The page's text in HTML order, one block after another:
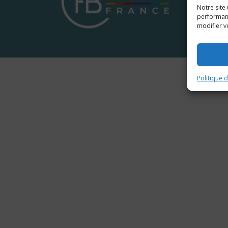
Notre site
modifier
Politique